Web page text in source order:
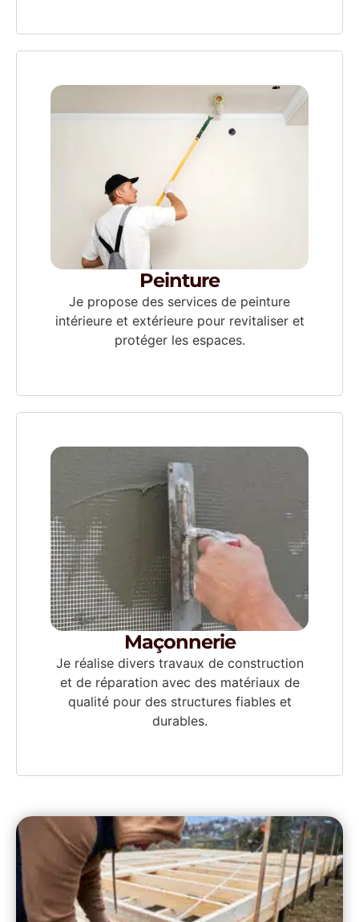
Peinture
Je propose des services de peinture
intérieure et extérieure pour revitaliser et
protéger les espaces.
Maçonnerie
Je réalise divers travaux de construction
et de réparation avec des matériaux de
qualité pour des structures fiables et
durables.